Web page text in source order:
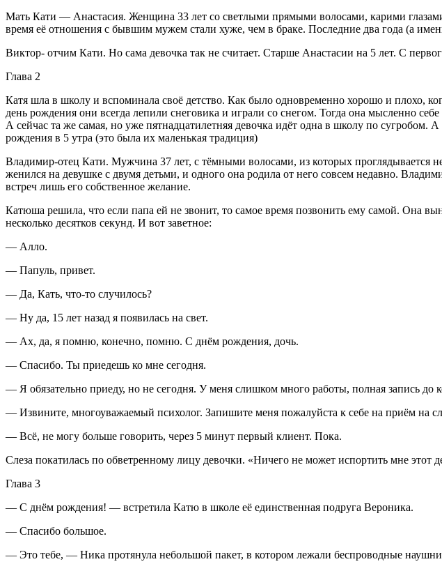
Мать Кати — Анастасия. Женщина 33 лет со светлыми прямыми волосами, карими
время её отношения с бывшим мужем стали хуже, чем в браке. Последние два года (а
Виктор- отчим Кати. Но сама девочка так не считает. Старше Анастасии на 5 лет. С
Глава 2
Катя шла в школу и вспоминала своё детство. Как было одновременно хорошо и плохо,
день рождения они всегда лепили снеговика и играли со снегом. Тогда она мысленно
А сейчас та же самая, но уже пятнадцатилетняя девочка идёт одна в школу по сугробом.
рождения в 5 утра (это была их маленькая традиция)
Владимир-отец Кати. Мужчина 37 лет, с тёмными волосами, из которых проглядывается
женился на девушке с двумя детьми, и одного она родила от него совсем недавно.
встреч лишь его собственное желание.
Катюша решила, что если папа ей не звонит, то самое время позвонить ему самой. Она
несколько десятков секунд. И вот заветное:
— Алло.
— Папуль, привет.
— Да, Кать, что-то случилось?
— Ну да, 15 лет назад я появилась на свет.
— Ах, да, я помню, конечно, помню. С днём рождения, дочь.
— Спасибо. Ты приедешь ко мне сегодня.
— Я обязательно приеду, но не сегодня. У меня слишком много работы, полная запись до
— Извините, многоуважаемый психолог. Запишите меня пожалуйста к себе на приём на
— Всё, не могу больше говорить, через 5 минут первый клиент. Пока.
Слеза покатилась по обветренному лицу девочки. «Ничего не может испортить мне этот
Глава 3
— С днём рождения! — встретила Катю в школе её единственная подруга Вероника.
— Спасибо большое.
— Это тебе, — Ника протянула небольшой пакет, в котором лежали беспроводные